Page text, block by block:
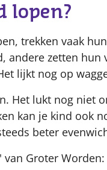
lopen?
trekken vaak
andere zetten
lijkt nog op
Het lukt nog niet
kan je kind ook
beter
Groter Worden: